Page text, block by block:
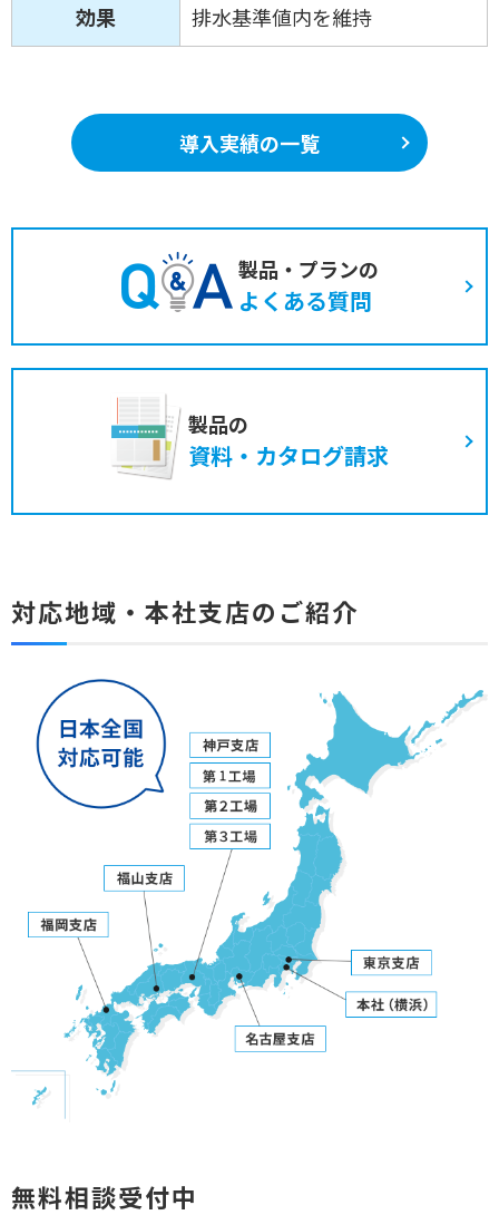
効果 排水基準値内を維持
導入実績の一覧
製品・プランの
よくある質問
製品の
資料・カタログ請求
対応地域・本社支店のご紹介
無料相談受付中